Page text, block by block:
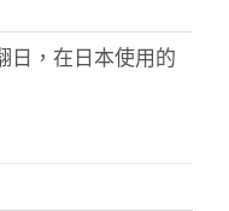
日，在日本使用的